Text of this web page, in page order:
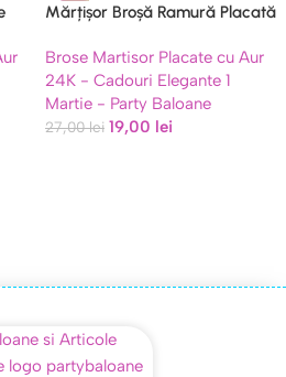
Mărțișor Broșă Ramură Placată
Marquise și Accente Albe (6
cm) în Cutie Premium
Brose Martisor Placate cu Aur
24K - Cadouri Elegante 1
Martie - Party Baloane
27,00lei 19,00 lei